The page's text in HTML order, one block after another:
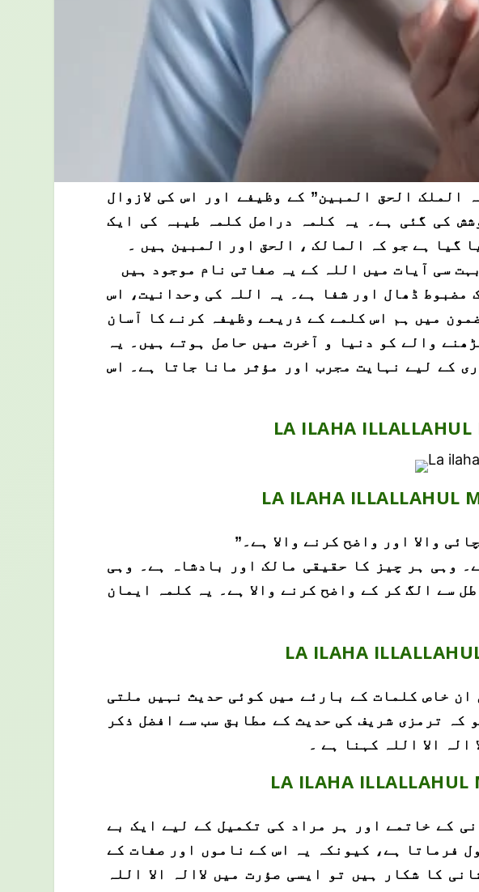
الملک الحق المبین” کے وظیفے اور اس کی لازوال
کی گئی ہے۔ یہ کلمہ دراصل کلمہ طیبہ کی ایک
گیا ہے جو کہ المالک ، الحق اور المبین ہیں ۔
مضبوط ڈھال اور شفا ہے۔ یہ اللہ کی وحدانیت، اس
میں ہم اس کلمے کے ذریعے وظیفہ کرنے کا آسان
والے کو دنیا و آخرت میں حاصل ہوتے ہیں۔ یہ
کے لیے نہایت مجرب اور مؤثر مانا جاتا ہے۔ اس
LA ILAHA
LA ILAHA ILLALLAHUL
والا اور واضح کرنے والا ہے۔”
وہی ہر چیز کا حقیقی مالک اور بادشاہ ہے۔ وہی
سے الگ کر کے واضح کرنے والا ہے۔ یہ کلمہ ایمان
LA ILAHA
ان خاص کلمات کے بارئے میں کوئی حدیث نہیں ملتی
کہ ترمزی شریف کی حدیث کے مطابق سب سے افضل ذکر
الا اللہ کہنا ہے ۔
LA ILAHA
کے خاتمے اور ہر مراد کی تکمیل کے لیے ایک بے
فرماتا ہے، کیونکہ یہ اس کے ناموں اور صفات کے
کا شکار ہیں تو ایسی صؤرت میں لاالہ الا اللہ